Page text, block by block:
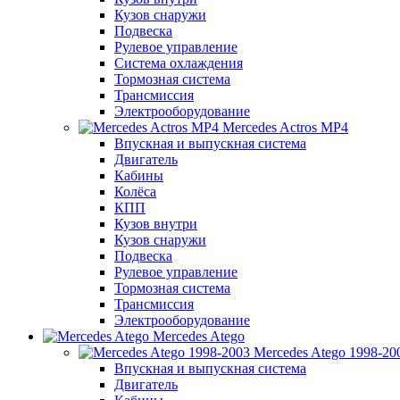
Кузов снаружи
Подвеска
Рулевое управление
Система охлаждения
Тормозная система
Трансмиссия
Электрооборудование
Mercedes Actros MP4
Впускная и выпускная система
Двигатель
Кабины
Колёса
КПП
Кузов внутри
Кузов снаружи
Подвеска
Рулевое управление
Тормозная система
Трансмиссия
Электрооборудование
Mercedes Atego
Mercedes Atego 1998-
Впускная и выпускная система
Двигатель